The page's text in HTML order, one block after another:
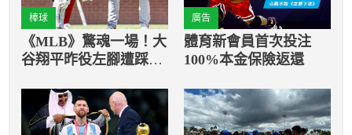
棒球
《MLB》驚魂一場！大
谷翔平昨役左腳遭踩
廣告
體育新會員首次投注
100%本金保險返還